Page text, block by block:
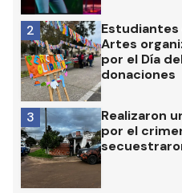
Artes
por el Día
donaciones
2
Realizaron
por el
3